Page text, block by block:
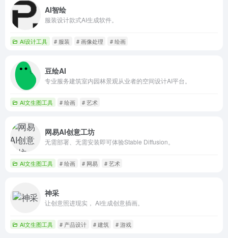
AI智绘
服装设计款式AI生成软件。
AI设计工具 # 服装 # 画像处理 # 绘画
豆绘AI
专业服务建筑室内园林景观从业者的空间设计AI平台。
AI文生图工具 # 绘画 # 艺术
网易AI创意工坊
无需部署、无需安装即可体验Stable Diffusion。
AI文生图工具 # 绘画 # 网易 # 艺术
神采
让创意照进现实， AI生成创意插画。
AI文生图工具 # 产品设计 # 建筑 # 游戏